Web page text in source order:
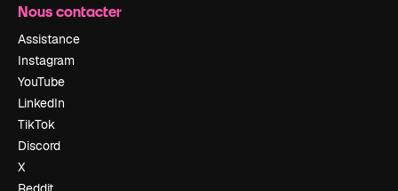
Nous contacter
Assistance
Instagram
YouTube
LinkedIn
TikTok
Discord
X